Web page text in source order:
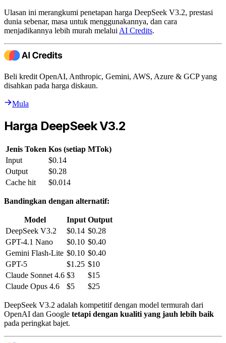
Ulasan ini merangkumi penetapan harga DeepSeek V3.2, prestasi
dunia sebenar, masa untuk menggunakannya, dan cara
menjadikannya lebih murah melalui AI Credits.
Beli kredit OpenAI, Anthropic, Gemini, AWS, Azure & GCP yang
disahkan pada harga diskaun.
Mula
Harga DeepSeek V3.2
Jenis Token Kos (setiap MTok)
Input
$0.14
Output
$0.28
Cache hit
$0.014
Bandingkan dengan alternatif:
Model Input Output
DeepSeek V3.2
$0.14 $0.28
GPT-4.1 Nano
$0.10 $0.40
Gemini Flash-Lite $0.10 $0.40
GPT-5
$1.25 $10
Claude Sonnet 4.6 $3
$15
Claude Opus 4.6
$5 $25
DeepSeek V3.2 adalah kompetitif dengan model termurah dari
OpenAI dan Google tetapi dengan kualiti yang jauh lebih baik
pada peringkat bajet.